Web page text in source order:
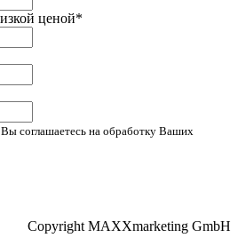
ценой*
соглашаетесь на обработку Ваших
Copyright MAXXmarketing GmbH